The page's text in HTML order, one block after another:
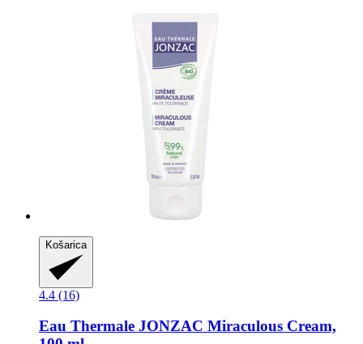
Košarica
4.4 (16)
Eau Thermale JONZAC Miraculous Cream,